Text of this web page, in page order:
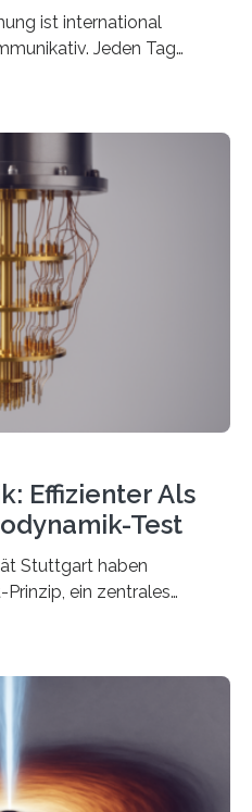
ist international
Jeden Tag
zusammenarbeiten. Neue
Dies ist der Alltag in
die dieses Jahr 100
die UNESCO 2025 zum
und -
Doch nun hat eine
um den
Effizienter Als
Test
Stuttgart haben
ein zentrales
gilt, deren physikalische
Das
Advances veröffentlichte
sciadv.adw8462)